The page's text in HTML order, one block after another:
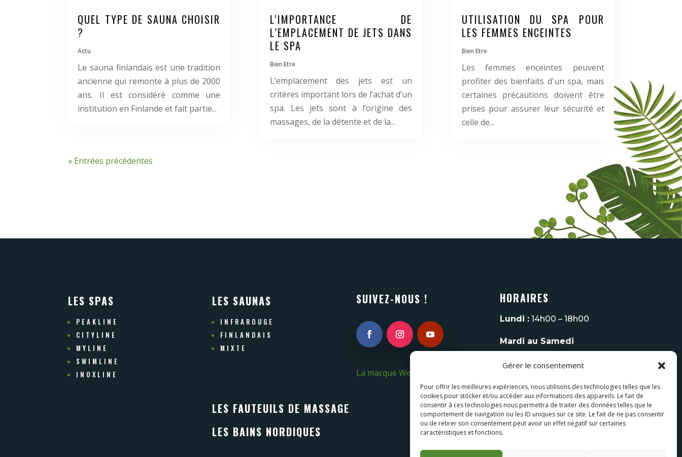
Gérer le consentement
Pour offrir les meilleures expériences, nous utilisons des technologies telles que les
cookies pour stocker et/ou accéder aux informations des appareils. Le fait de
consentir à ces technologies nous permettra de traiter des données telles que le
comportement de navigation ou les ID uniques sur ce site. Le fait de ne pas consentir
ou de retirer son consentement peut avoir un effet négatif sur certaines
caractéristiques et fonctions.
QUEL TYPE DE SAUNA CHOISIR
?
Actu
Le sauna finlandais est une tradition
ancienne qui remonte à plus de 2000
ans. Il est considéré comme une
institution en Finlande et fait partie...
L’IMPORTANCE DE
L’EMPLACEMENT DE JETS DANS
LE SPA
Bien Etre
L’emplacement des jets est un
critères important lors de l’achat d’un
spa. Les jets sont à l’origine des
massages, de la détente et de la...
UTILISATION DU SPA POUR
LES FEMMES ENCEINTES
Bien Etre
Les femmes enceintes peuvent
profiter des bienfaits d'un spa, mais
certaines précautions doivent être
prises pour assurer leur sécurité et
celle de...
« Entrées précédentes
LES SPAS
PEAKLINE
CITYLINE
MYLINE
SWIMLINE
INOXLINE
LES SAUNAS
INFRAROUGE
FINLANDAIS
MIXTE
SUIVEZ-NOUS !
La marque Wellis
HORAIRES
Lundi : 14h00 – 18h00
Mardi au Samedi
14h00 – 18h00
Ferméle Dimanche
Tel :06 08 93 70 75
LES FAUTEUILS DE MASSAGE
LES BAINS NORDIQUES